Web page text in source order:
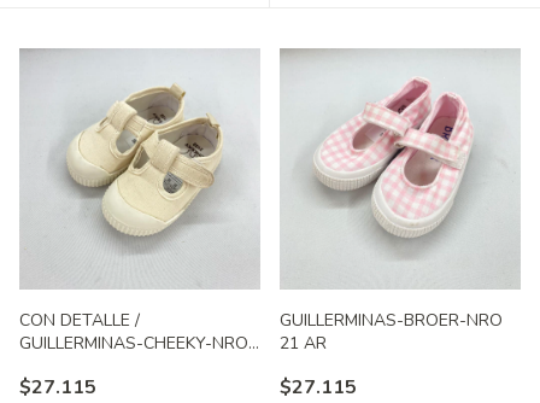
CON DETALLE /
GUILLERMINAS-CHEEKY-NRO
$27.115
GUILLERMINAS-BROER-NRO
21 AR
$27.115